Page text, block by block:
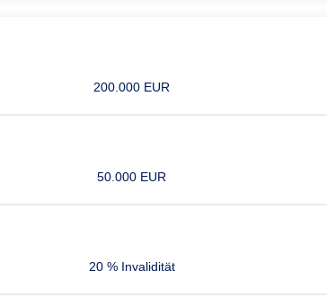
200.000 EUR
50.000 EUR
20 % Invalidität